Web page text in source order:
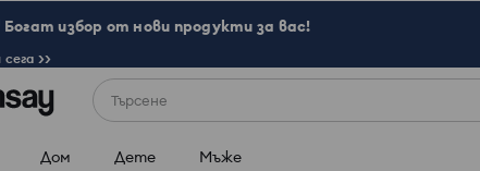
избор от нови продукти за вас!
сега >>
Търсене
Дом Дете Мъже